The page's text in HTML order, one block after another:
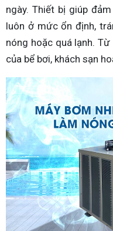
ngày. Thiết bị giúp
luôn ở mức ổn định,
nóng hoặc quá lạnh.
của bể bơi, khách sạn